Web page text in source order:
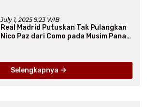
July 1, 2025 9:23 WIB
Real Madrid Putuskan Tak Pulangkan
Nico Paz dari Como pada Musim Panas
Selengkapnya